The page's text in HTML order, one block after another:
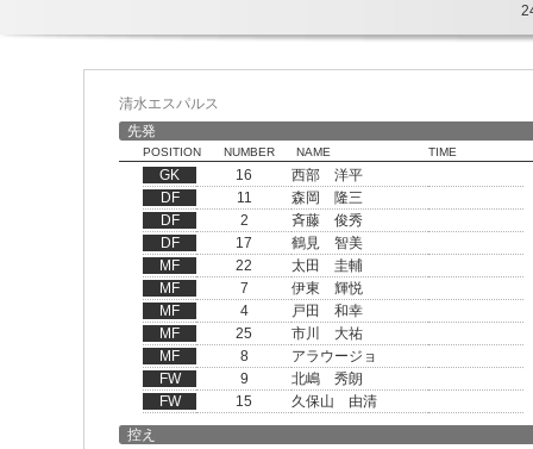
清水エスパルス
先発
POSITION NUMBER NAME TIME
GK 16
西部 洋平
DF
11
森岡 隆三
DF
2
斉藤 俊秀
DF
17
鶴見 智美
MF
22
太田 圭輔
MF
7
伊東 輝悦
MF
4
戸田 和幸
MF
25
市川 大祐
MF
8
アラウージョ
FW
9
北嶋 秀朗
FW
15
久保山 由清
控え